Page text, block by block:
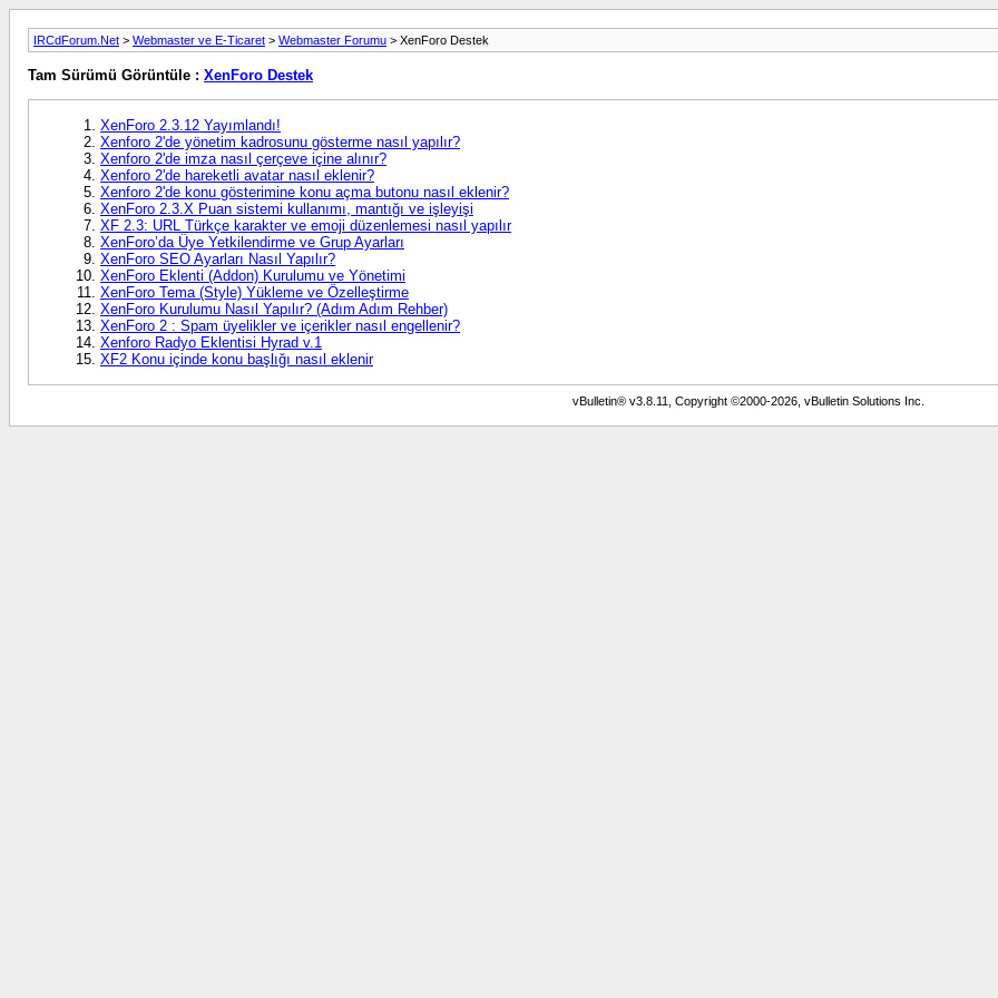
IRCdForum.Net > Webmaster ve E-Ticaret > Webmaster Forumu > XenForo Destek
Tam Sürümü Görüntüle : XenForo Destek
XenForo 2.3.12 Yayımlandı!
Xenforo 2'de yönetim kadrosunu gösterme nasıl yapılır?
Xenforo 2'de imza nasıl çerçeve içine alınır?
Xenforo 2'de hareketli avatar nasıl eklenir?
Xenforo 2'de konu gösterimine konu açma butonu nasıl eklenir?
XenForo 2.3.X Puan sistemi kullanımı, mantığı ve işleyişi​
XF 2.3: URL Türkçe karakter ve emoji düzenlemesi nasıl yapılır
XenForo’da Üye Yetkilendirme ve Grup Ayarları
XenForo SEO Ayarları Nasıl Yapılır?
XenForo Eklenti (Addon) Kurulumu ve Yönetimi
XenForo Tema (Style) Yükleme ve Özelleştirme
XenForo Kurulumu Nasıl Yapılır? (Adım Adım Rehber)
XenForo 2 : Spam üyelikler ve içerikler nasıl engellenir?
Xenforo Radyo Eklentisi Hyrad v.1
XF2 Konu içinde konu başlığı nasıl eklenir
vBulletin® v3.8.11, Copyright ©2000-2026, vBulletin Solutions Inc.